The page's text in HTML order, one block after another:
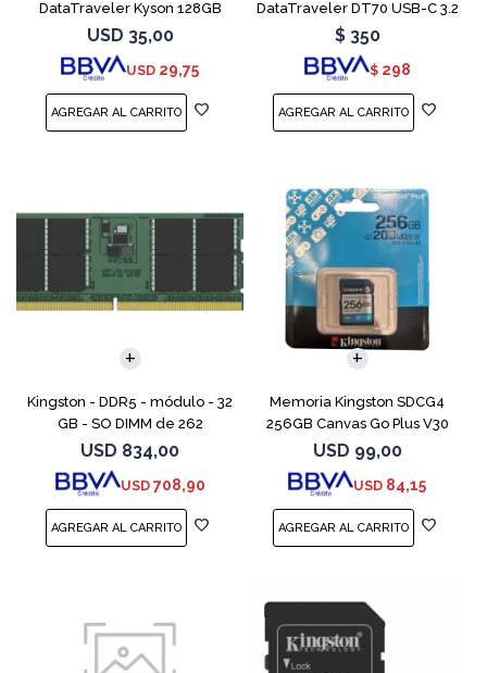
DataTraveler Kyson 128GB
USB 3.2
USD 35,00
USD 29,75
DataTraveler DT70 USB-C 3.2
$ 350
$ 298
Kingston - DDR5 - módulo - 32
GB - SO DIMM de 262
contactos - 5600 MT/s / PC5-
44800 - CL46 - 1.1 V - sin
búfer - no ECC
USD 834,00
USD 708,90
Memoria Kingston SDCG4
256GB Canvas Go Plus V30
USD 99,00
USD 84,15